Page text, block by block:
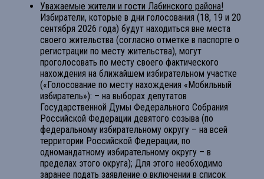
Уважаемые жители и гости Лабинского района!
Избиратели, которые в дни голосования (18, 19 и 20
сентября 2026 года) будут находиться вне места
своего жительства (согласно отметке в паспорте о
регистрации по месту жительства), могут
проголосовать по месту своего фактического
нахождения на ближайшем избирательном участке
(«Голосование по месту нахождения «Мобильный
избиратель»): – на выборах депутатов
Государственной Думы Федерального Собрания
Российской Федерации девятого созыва (по
федеральному избирательному округу – на всей
территории Российской Федерации, по
одномандатному избирательному округу – в
пределах этого округа); Для этого необходимо
заранее подать заявление о включении в список